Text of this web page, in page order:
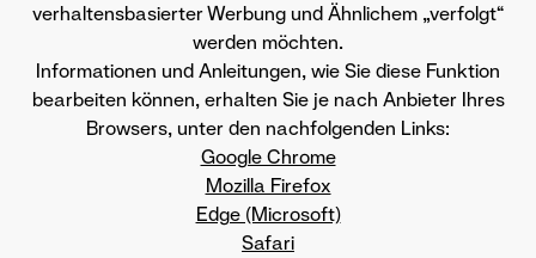
verhaltensbasierter Werbung und Ähnlichem „verfolgt“
werden möchten.
Informationen und Anleitungen, wie Sie diese Funktion
bearbeiten können, erhalten Sie je nach Anbieter Ihres
Browsers, unter den nachfolgenden Links:
Google Chrome
Mozilla Firefox
Edge (Microsoft)
Safari